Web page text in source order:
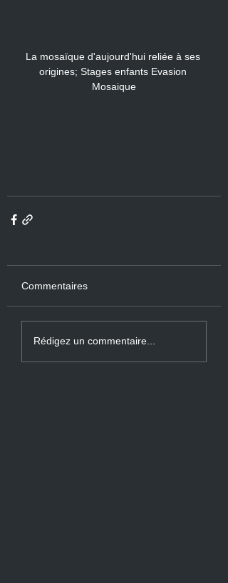
La mosaïque d'aujourd'hui reliée à ses
origines; Stages enfants Evasion
Mosaique
Commentaires
Rédigez un commentaire...